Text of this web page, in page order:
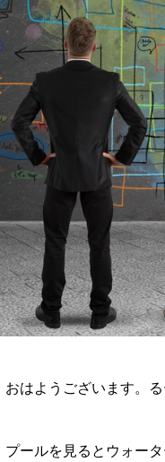
おはようございます。る
プールを見るとウォー